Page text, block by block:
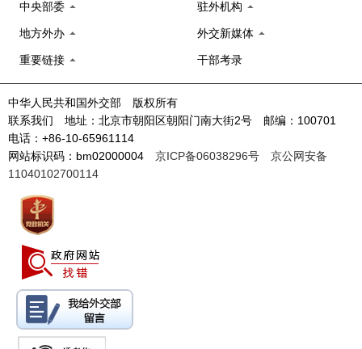
中央部委 驻外机构
地方外办 外交新媒体
重要链接 干部考录
中华人民共和国外交部 版权所有
联系我们 地址：北京市朝阳区朝阳门南大街2号 邮编：100701
电话：+86-10-65961114
网站标识码：bm02000004 京ICP备06038296号
京公网安备
11040102700114